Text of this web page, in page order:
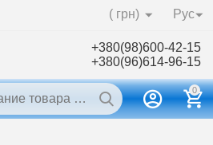
Рус
( грн)
+380(98)600-42-15
+380(96)614-96-15
0